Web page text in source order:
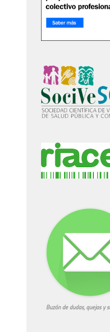
Buzón de dudas, quejas y